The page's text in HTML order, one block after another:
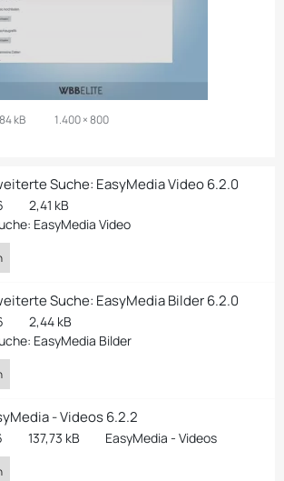
kB 1.400 × 800
Suche: EasyMedia Video 6.2.0
2,41 kB
EasyMedia Video
Suche: EasyMedia Bilder 6.2.0
2,44 kB
EasyMedia Bilder
- Videos 6.2.2
137,73 kB EasyMedia - Videos